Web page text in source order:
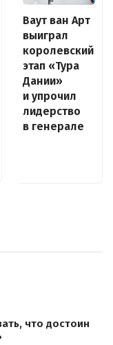
Ваут ван Арт
выиграл
королевский
этап «Тура
Дании»
и упрочил
лидерство
в генерале
что достоин